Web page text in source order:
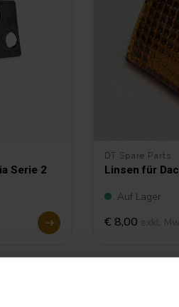
Serie 2
DT Spare Parts
Linsen für
Auf Lager
€ 8,00